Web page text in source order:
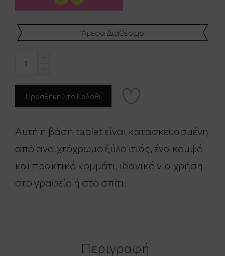
Άμεσα Διαθέσιμο
Αυτή η βάση tablet είναι κατασκευασμένη
από ανοιχτόχρωμο ξύλο ιτιάς, ένα κομψό
και πρακτικό κομμάτι, ιδανικό για χρήση
στο γραφείο ή στο σπίτι.
Περιγραφή